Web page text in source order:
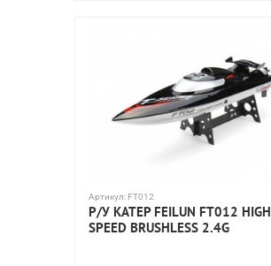
Артикул: FT012
Р/У КАТЕР FEILUN FT012 HIGH
SPEED BRUSHLESS 2.4G